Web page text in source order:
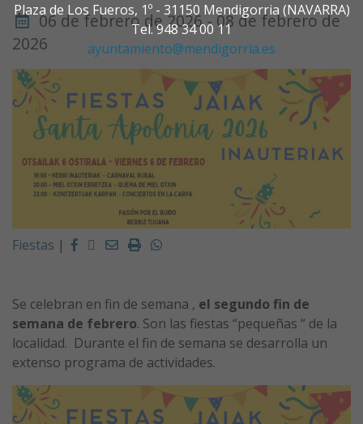
Plaza de Los Fueros, 1º - 31150 Mendigorria (NAVARRA)
Tel. 948 34 00 11
ayuntamiento@mendigorria.es
06 de febrero de 2026 - 08 de febrero de
2026
Fiestas | Facebook
Twitter
EmailImprimirWhatsapp
Se celebran en fin de semana , el segundo fin de
semana de febrero. Son las fiestas “pequeñas “ de la
localidad. Durante el fin de semana se desarrolla un
extenso programa de actividades.